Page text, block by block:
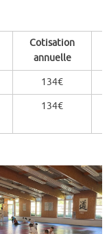
Cotisation
annuelle
134€
134€